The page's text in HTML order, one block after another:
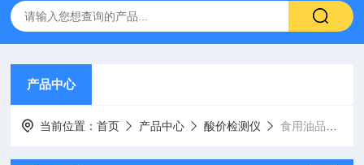
产品中心
当前位置：首页 产品中心 酸价检测仪 食用油品质分析仪